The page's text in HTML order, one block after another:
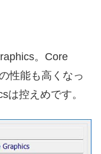
。Core
性能も高くなっ
は控えめです。